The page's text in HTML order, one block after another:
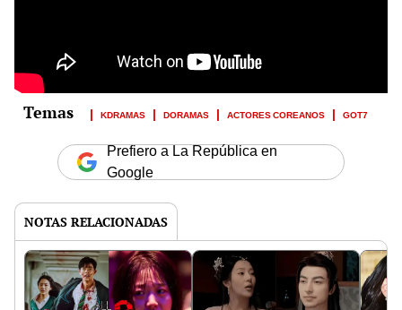
KDRAMAS DORAMAS ACTORES COREANOS GOT7
Prefiero a La República en
Google
NOTAS RELACIONADAS